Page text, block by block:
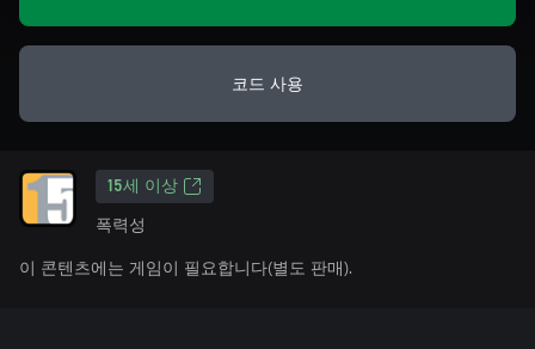
코드 사용
15세 이상
폭력성
이 콘텐츠에는 게임이 필요합니다(별도 판매).